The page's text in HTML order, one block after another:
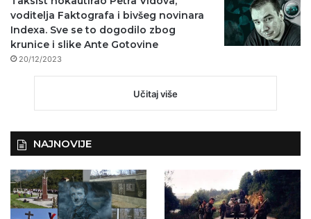
voditelja Faktografa i bivšeg novinara
Indexa. Sve se to dogodilo zbog
krunice i slike Ante Gotovine
20/12/2023
Učitaj više
NAJNOVIJE